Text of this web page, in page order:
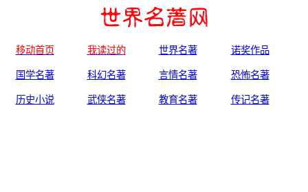
移动首页 我读过的 世界名著 诺奖作品
国学名著 科幻名著 言情名著 恐怖名著
历史小说 武侠名著 教育名著 传记名著